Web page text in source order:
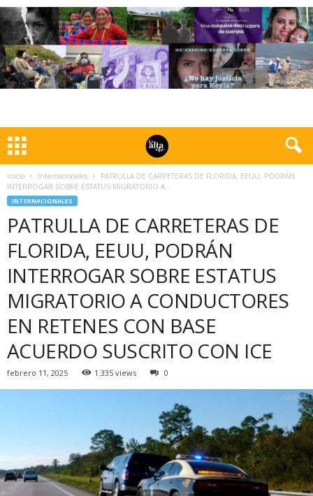
Inicio Internacionales
PATRULLA DE CARRETERAS DE FLORIDA, EEUU, PODRÁN
INTERROGAR SOBRE ESTATUS MIGRATORIO A...
INTERNACIONALES
PATRULLA DE CARRETERAS DE
FLORIDA, EEUU, PODRÁN
INTERROGAR SOBRE ESTATUS
MIGRATORIO A CONDUCTORES
EN RETENES CON BASE
ACUERDO SUSCRITO CON ICE
febrero 11, 2025 1.335 views 0